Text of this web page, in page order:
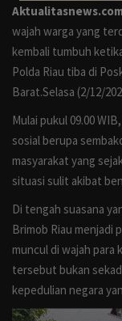
Militer
Perlemen
Ekonomi
Opini
Liputan Khusus
Sosial
wajah warga yang
kembali tumbuh
Polda Riau tiba di
Barat.Selasa (2/12/
Mulai pukul 09.00
sosial berupa
masyarakat yang
situasi sulit akibat
Di tengah suasana
Brimob Riau menjadi
muncul di wajah para
tersebut bukan
kepedulian negara